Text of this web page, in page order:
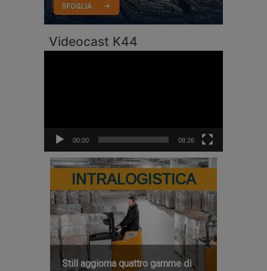
Videocast K44
00:00 08:26
INTRALOGISTICA
Still aggiorna quattro gamme di